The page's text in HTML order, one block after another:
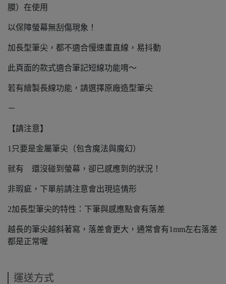
膜）在使用
以保障螢幕無刮傷現象！
加長型筆尖，都不適合慢速畫直線，易抖動
此頁面的款式適合筆記短線功能唷～
若有繪製長線功能，請選擇原廠造型筆尖
－
【請注意】
1只要是金屬筆尖（包含魔法與魔幻）
就有 還沒碰到螢幕，卻已感應到的狀況！
非瑕疵，下單前請注意會出現這情形
2加長型筆尖的特性：下筆與感應點會有落差
越長的筆尖越斜著寫，落差會更大，通常會有1mm左右落差
都是正常喔
運送方式